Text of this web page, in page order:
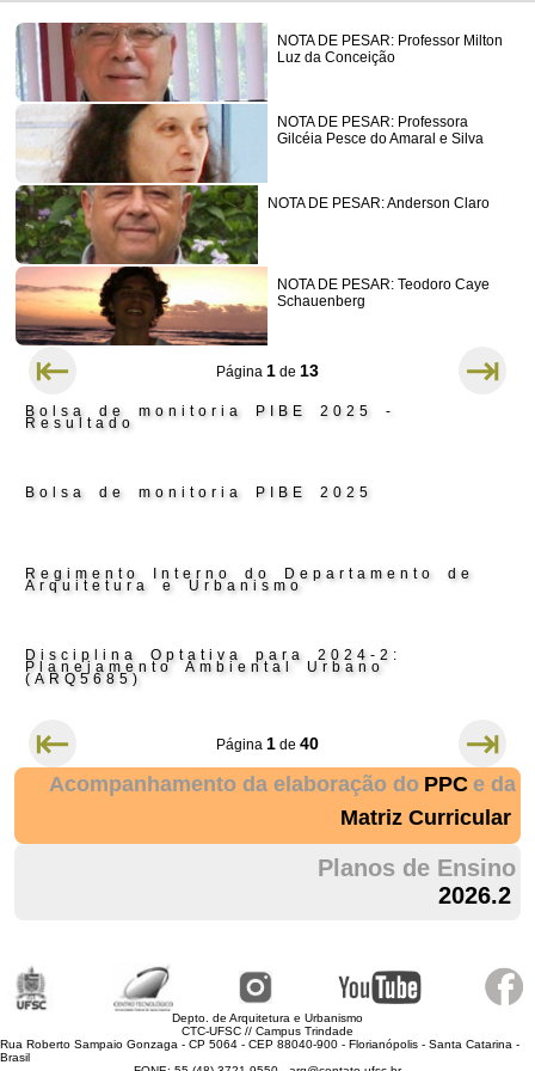
NOTA DE PESAR: Professor Milton
Luz da Conceição
NOTA DE PESAR: Professora
Gilcéia Pesce do Amaral e Silva
NOTA DE PESAR: Anderson Claro
NOTA DE PESAR: Teodoro Caye
Schauenberg
⇤ Página 1 de 13 ⇥
Bolsa de monitoria PIBE 2025 -
Resultado
Bolsa de monitoria PIBE 2025
Regimento Interno do Departamento de
Arquitetura e Urbanismo
Disciplina Optativa para 2024-2:
Planejamento Ambiental Urbano
(ARQ5685)
⇤ Página 1 de 40 ⇥
Acompanhamento da elaboração do PPC e da
Matriz Curricular
Planos de Ensino
2026.2
Depto. de Arquitetura e Urbanismo
CTC-UFSC // Campus Trindade
Rua Roberto Sampaio Gonzaga - CP 5064 - CEP 88040-900 - Florianópolis - Santa Catarina -
Brasil